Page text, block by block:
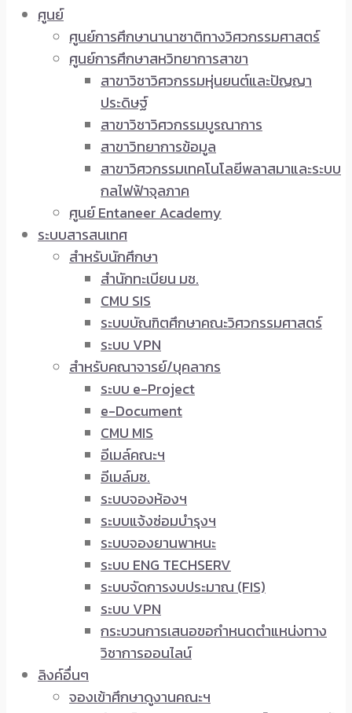
ศูนย์
ศูนย์การศึกษานานาชาติทางวิศวกรรมศาสตร์
ศูนย์การศึกษาสหวิทยาการสาขา
สาขาวิชาวิศวกรรมหุ่นยนต์และปัญญา
ประดิษฐ์
สาขาวิชาวิศวกรรมบูรณาการ
สาขาวิทยาการข้อมูล
สาขาวิศวกรรมเทคโนโลยีพลาสมาและระบบ
กลไฟฟ้าจุลภาค
ศูนย์ Entaneer Academy
ระบบสารสนเทศ
สำหรับนักศึกษา
สำนักทะเบียน มช.
CMU SIS
ระบบบัณฑิตศึกษาคณะวิศวกรรมศาสตร์
ระบบ VPN
สำหรับคณาจารย์/บุคลากร
ระบบ e-Project
e-Document
CMU MIS
อีเมล์คณะฯ
อีเมล์มช.
ระบบจองห้องฯ
ระบบแจ้งซ่อมบำรุงฯ
ระบบจองยานพาหนะ
ระบบ ENG TECHSERV
ระบบจัดการงบประมาณ (FIS)
ระบบ VPN
กระบวนการเสนอขอกำหนดตำแหน่งทาง
วิชาการออนไลน์
ลิงค์อื่นๆ
จองเข้าศึกษาดูงานคณะฯ